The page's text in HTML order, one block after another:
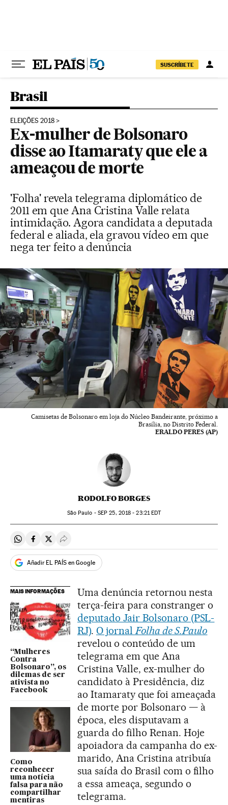
SUSCRÍBETE
Brasil
ELEIÇÕES 2018
Ex-mulher de Bolsonaro
disse ao Itamaraty que ele a
ameaçou de morte
'Folha' revela telegrama diplomático de
2011 em que Ana Cristina Valle relata
intimidação. Agora candidata a deputada
federal e aliada, ela gravou vídeo em que
nega ter feito a denúncia
Camisetas de Bolsonaro em loja do Núcleo Bandeirante, próximo a
Brasília, no Distrito Federal.
ERALDO PERES (AP)
RODOLFO BORGES
São Paulo - SEP 25, 2018 - 23:21EDT
Compartir en Whatsapp
Compartir en Facebook
Compartir en Twitter
Desplegar Redes Sociales
Añadir EL PAÍS en Google
MAIS INFORMAÇÕES
“Mulheres
Contra
Bolsonaro”, os
dilemas de ser
ativista no
Facebook
Como
reconhecer
uma notícia
falsa para não
compartilhar
mentiras
Uma denúncia retornou nesta
terça-feira para constranger o
deputado Jair Bolsonaro (PSL-
RJ). O jornalFolha de S.Paulo
revelou o conteúdo de um
telegrama em que Ana
Cristina Valle, ex-mulher do
candidato à Presidência, diz
ao Itamaraty que foi ameaçada
de morte por Bolsonaro — à
época, eles disputavam a
guarda do filho Renan. Hoje
apoiadora da campanha do ex-
marido, Ana Cristina atribuía
sua saída do Brasil com o filho
a essa ameaça, segundo o
telegrama.